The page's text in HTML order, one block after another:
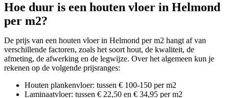
Hoe duur is een houten vloer in Helmond
per m2?
De prijs van een houten vloer in Helmond per m2 hangt af van
verschillende factoren, zoals het soort hout, de kwaliteit, de
afmeting, de afwerking en de legwijze. Over het algemeen kun je
rekenen op de volgende prijsranges:
Houten plankenvloer: tussen € 100-150 per m2
Laminaatvloer: tussen € 22,50 en € 34,95 per m2